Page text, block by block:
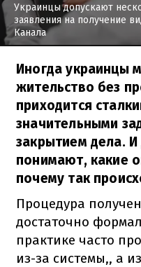
Украинцы допускают
заявления на получение
Канала
Иногда украинцы
жительство без
приходится
значительными
закрытием дела. И
понимают, какие
почему так
Процедура
достаточно
практике часто
из-за системы,, а